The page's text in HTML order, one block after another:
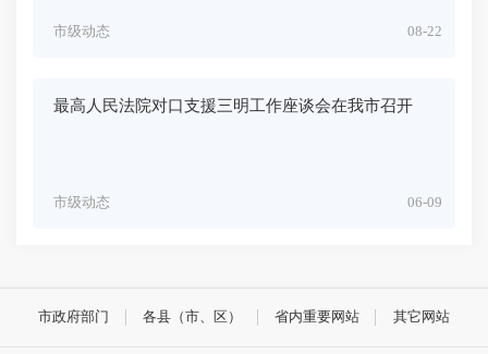
08-22
市级动态
最高人民法院对口支援三明工作座谈会在我市召开
06-09
市级动态
市政府部门 各县（市、区） 省内重要网站 其它网站